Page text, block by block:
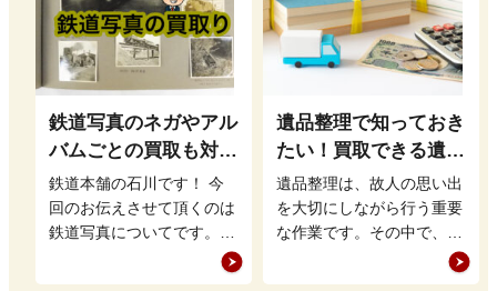
鉄道写真のネガやアル
バムごとの買取も対応
いたします
鉄道本舗の石川です！ 今
回のお伝えさせて頂くのは
鉄道写真についてです。
鉄道写真と言うと軽便鉄道
の工事の様子などから最近
遺品整理で知っておき
たい！買取できる遺品
と高く売るコツ
遺品整理は、故人の思い出
を大切にしながら行う重要
な作業です。その中で、遺
族が買取可能な遺品を見極
め、適切に処分すること